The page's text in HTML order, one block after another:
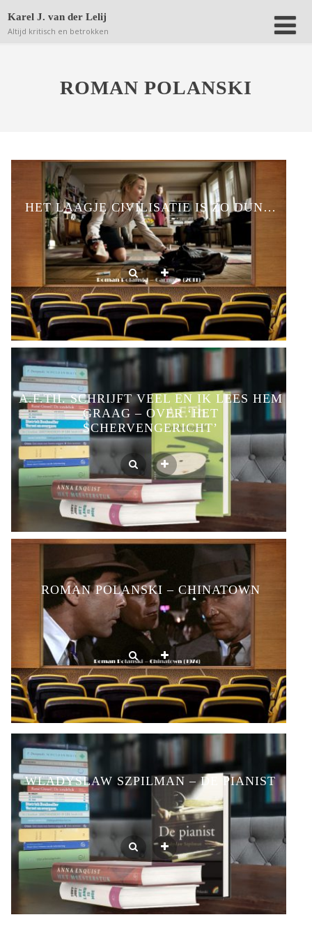
Karel J. van der Lelij
Altijd kritisch en betrokken
ROMAN POLANSKI
HET LAAGJE CIVILISATIE IS ZO DUN…
A.F.TH. SCHRIJFT VEEL EN IK LEES HEM
GRAAG – OVER ‘HET
SCHERVENGERICHT’
ROMAN POLANSKI – CHINATOWN
WLADYSLAW SZPILMAN – DE PIANIST
jouw computer om achteraf anonieme bezoekersaantallen
terug te kunnen vinden.